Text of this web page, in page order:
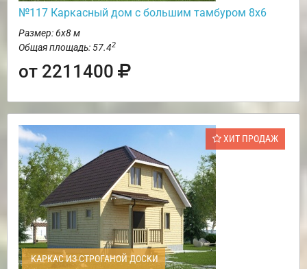
№117 Каркасный дом с большим тамбуром 8х6
Размер: 6х8 м
Общая площадь: 57.42
от 2211400
ХИТ ПРОДАЖ
КАРКАС ИЗ СТРОГАНОЙ ДОСКИ